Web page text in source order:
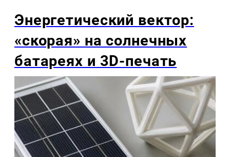
Энергетический вектор:
«скорая» на солнечных
батареях и 3D-печать